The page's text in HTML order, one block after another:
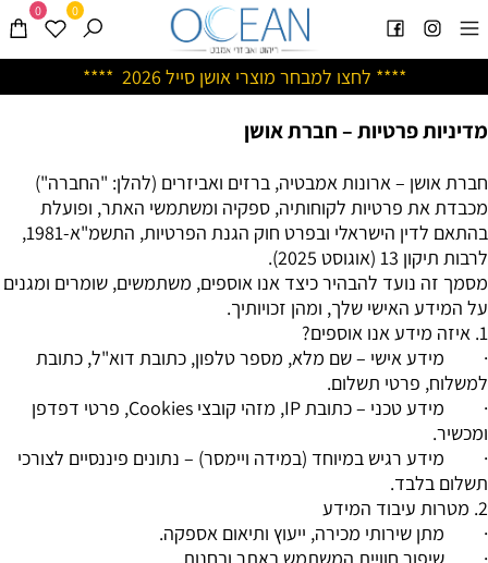
**** לחצו למבחר מוצרי אושן סייל 2026 ****
0 0
מדיניות פרטיות – חברת אושן
חברת אושן – ארונות אמבטיה, ברזים ואביזרים (להלן: "החברה")
מכבדת את פרטיות לקוחותיה, ספקיה ומשתמשי האתר, ופועלת
בהתאם לדין הישראלי ובפרט חוק הגנת הפרטיות, התשמ"א-1981,
לרבות תיקון 13 (אוגוסט 2025).
מסמך זה נועד להבהיר כיצד אנו אוספים, משתמשים, שומרים ומגנים
על המידע האישי שלך, ומהן זכויותיך.
1. איזה מידע אנו אוספים?
· מידע אישי – שם מלא, מספר טלפון, כתובת דוא"ל, כתובת
למשלוח, פרטי תשלום.
· מידע טכני – כתובת IP, מזהי קובצי Cookies, פרטי דפדפן
ומכשיר.
· מידע רגיש במיוחד (במידה ויימסר) – נתונים פיננסיים לצורכי
תשלום בלבד.
2. מטרות עיבוד המידע
· מתן שירותי מכירה, ייעוץ ותיאום אספקה.